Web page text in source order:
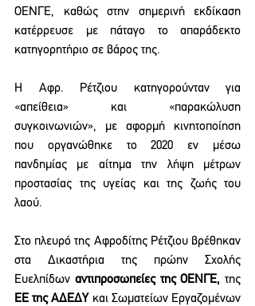
ΟΕΝΓΕ, καθώς στην σημερινή εκδίκαση
κατέρρευσε με πάταγο το απαράδεκτο
κατηγορητήριο σε βάρος της.
Η Αφρ. Ρέτζιου κατηγορούνταν για
«απείθεια» και «παρακώλυση
συγκοινωνιών», με αφορμή κινητοποίηση
που οργανώθηκε το 2020 εν μέσω
πανδημίας με αίτημα την λήψη μέτρων
προστασίας της υγείας και της ζωής του
λαού.
Στο πλευρό της Αφροδίτης Ρέτζιου βρέθηκαν
στα Δικαστήρια της πρώην Σχολής
Ευελπίδων αντιπροσωπείες της ΟΕΝΓΕ,
ΕΕ της ΑΔΕΔΥ και Σωματείων Εργαζομένων